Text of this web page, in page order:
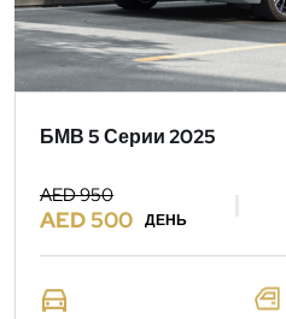
БМВ 5 Серии 2025
AED 950
AED 500 ДЕНЬ